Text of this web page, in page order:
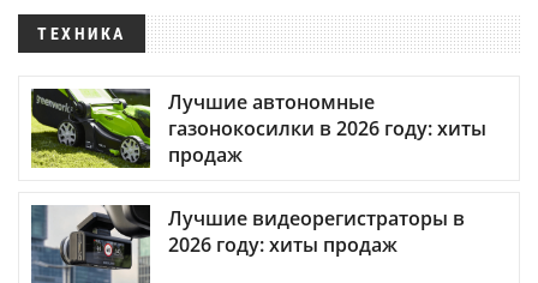
ТЕХНИКА
Лучшие автономные
газонокосилки в 2026 году: хиты
продаж
Лучшие видеорегистраторы в
2026 году: хиты продаж